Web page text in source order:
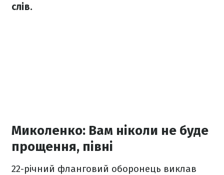
слів.
Миколенко: Вам ніколи не буде
прощення, півні
22-річний фланговий оборонець виклав